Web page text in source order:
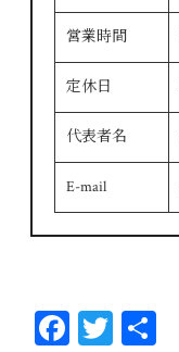
営業時間
定休日
代表者名
E-mail
Fa T